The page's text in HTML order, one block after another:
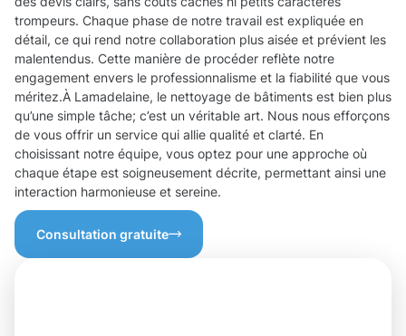
trompeurs. Chaque phase de notre travail est expliquée en
détail, ce qui rend notre collaboration plus aisée et prévient les
malentendus. Cette manière de procéder reflète notre
engagement envers le professionnalisme et la fiabilité que vous
méritez.À Lamadelaine, le nettoyage de bâtiments est bien plus
qu’une simple tâche; c’est un véritable art. Nous nous efforçons
de vous offrir un service qui allie qualité et clarté. En
choisissant notre équipe, vous optez pour une approche où
chaque étape est soigneusement décrite, permettant ainsi une
interaction harmonieuse et sereine.
Consultation gratuite